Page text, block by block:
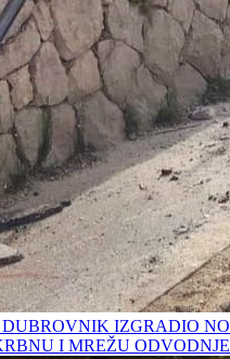
IZGRADIO
I MREŽU